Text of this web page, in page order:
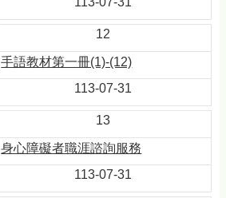
12
手語教材第一冊(1)-(12)
113-07-31
13
身心障礙者職涯諮詢服務
113-07-31